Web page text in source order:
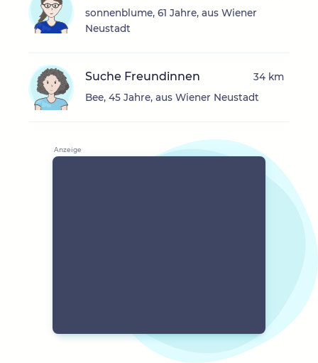
sonnenblume, 61 Jahre, aus Wiener
Neustadt
Suche Freundinnen
Bee, 45 Jahre, aus Wiener Neustadt
34 km